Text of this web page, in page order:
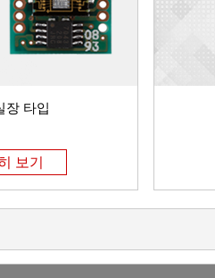
장 타입
보기